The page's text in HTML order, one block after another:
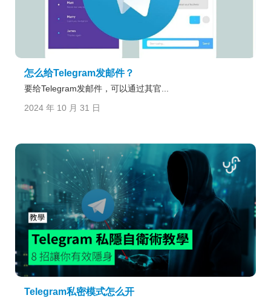
怎么给Telegram发邮件？
要给Telegram发邮件，可以通过其官...
2024 年 10 月 31 日
Telegram私密模式怎么开